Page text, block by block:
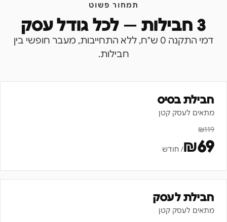
תמחור פשוט
3 חבילות — לכל גודל עסק
דמי התקנה 0 ש"ח, ללא התחייבות, מעבר חופשי בין
חבילות.
חבילת בסיס
מתאים לעסק קטן
₪119
₪69 / חודש
חבילת לעסק
מתאים לעסק קטן